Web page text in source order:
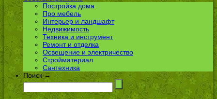
Постройка дома
Про мебель
Интерьер и ландшафт
Недвижимость
Техника и инструмент
Ремонт и отделка
Освещение и электричество
Стройматериал
Сантехника
Поиск →